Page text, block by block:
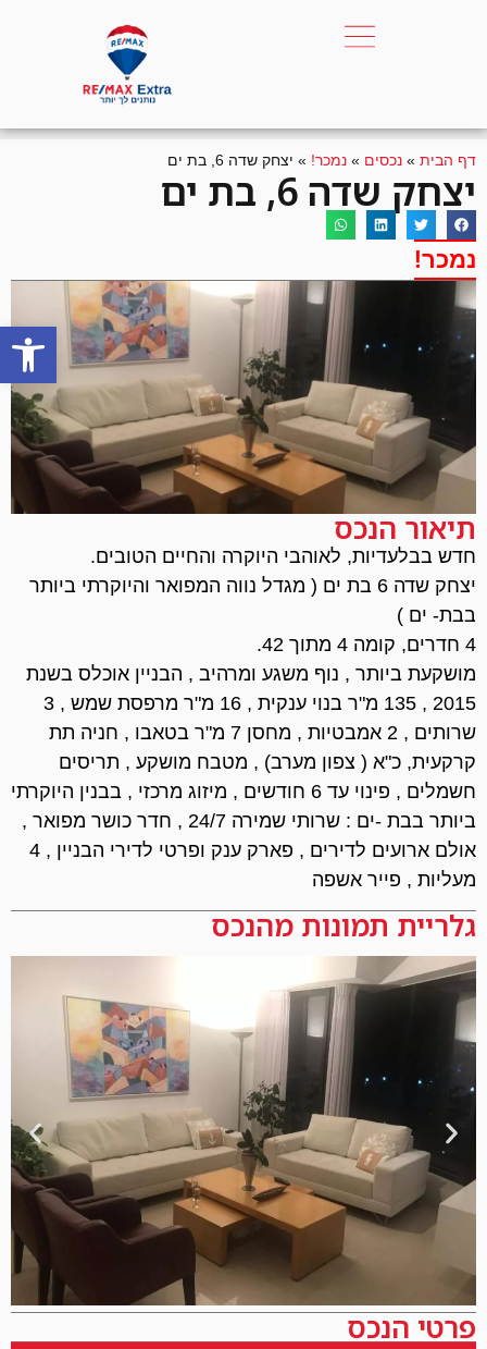
פתח
דף הבית » נכסים » נמכר! » יצחק שדה 6, בת ים
יצחק שדה 6, בת ים
נמכר!
תיאור הנכס
חדש בבלעדיות, לאוהבי היוקרה והחיים הטובים.
יצחק שדה 6 בת ים ( מגדל נווה המפואר והיוקרתי ביותר
בבת- ים )
4 חדרים, קומה 4 מתוך 42.
מושקעת ביותר , נוף משגע ומרהיב , הבניין אוכלס בשנת
2015 , 135 מ"ר בנוי ענקית , 16 מ"ר מרפסת שמש , 3
שרותים , 2 אמבטיות , מחסן 7 מ"ר בטאבו , חניה תת
קרקעית, כ"א ( צפון מערב) , מטבח מושקע , תריסים
חשמלים , פינוי עד 6 חודשים , מיזוג מרכזי , בבנין היוקרתי
ביותר בבת -ים : שרותי שמירה 24/7 , חדר כושר מפואר ,
אולם ארועים לדירים , פארק ענק ופרטי לדירי הבניין , 4
מעליות , פייר אשפה
גלריית תמונות מהנכס
פרטי הנכס